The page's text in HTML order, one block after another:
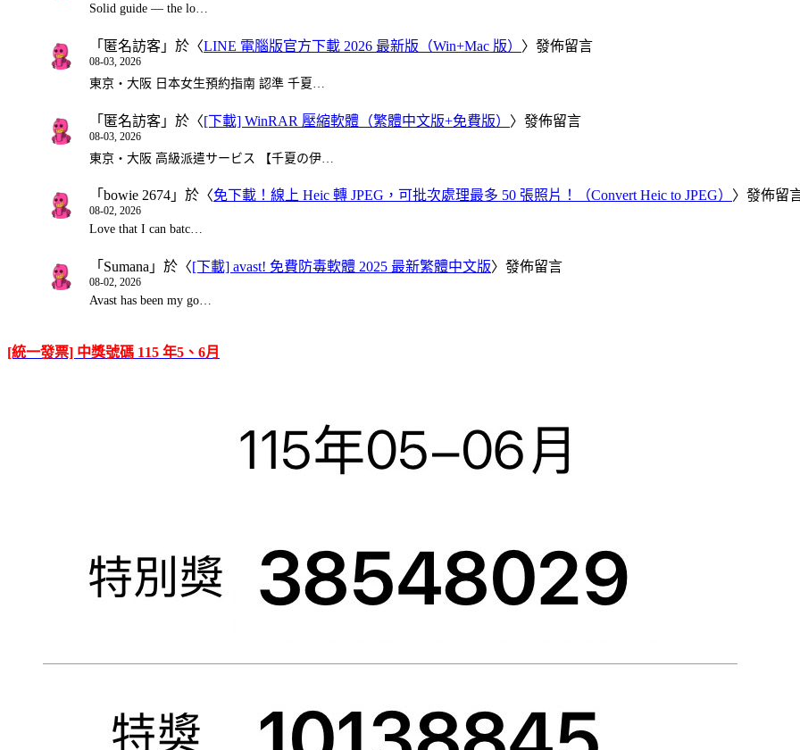
Solid guide — the lo…
「 匿名訪客 」於〈LINE 電腦版官方下載 2026 最新版（Win+Mac 版） 〉發佈留言
08-03, 2026
東京・大阪 日本女生預約指南 認準 千夏…
「 匿名訪客 」於〈[下載] WinRAR 壓縮軟體（繁體中文版+免費版） 〉發佈留言
08-03, 2026
東京・大阪 高級派遣サービス 【千夏の伊…
「 bowie 2674 」於〈免下載！線上 Heic 轉 JPEG，可批次處理最多 50 張照片！（Convert Heic to JPEG） 〉發佈留
08-02, 2026
Love that I can batc…
「 Sumana 」於〈[下載] avast! 免費防毒軟體 2025 最新繁體中文版〉發佈留言
08-02, 2026
Avast has been my go…
[統一發票] 中獎號碼 115 年5、6月